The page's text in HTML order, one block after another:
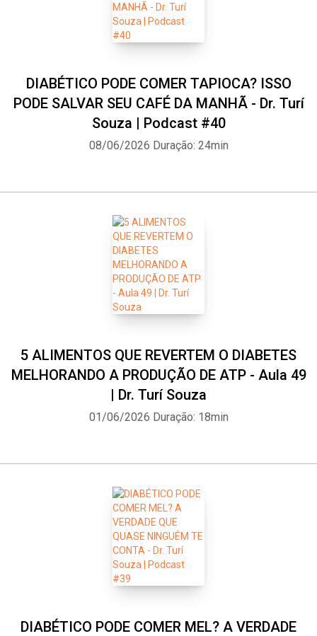
DIABÉTICO PODE COMER TAPIOCA? ISSO
PODE SALVAR SEU CAFÉ DA MANHÃ - Dr. Turí
Souza | Podcast #40
08/06/2026 Duração: 24min
5 ALIMENTOS QUE REVERTEM O DIABETES
MELHORANDO A PRODUÇÃO DE ATP - Aula 49
| Dr. Turí Souza
01/06/2026 Duração: 18min
DIABÉTICO PODE COMER MEL? A VERDADE